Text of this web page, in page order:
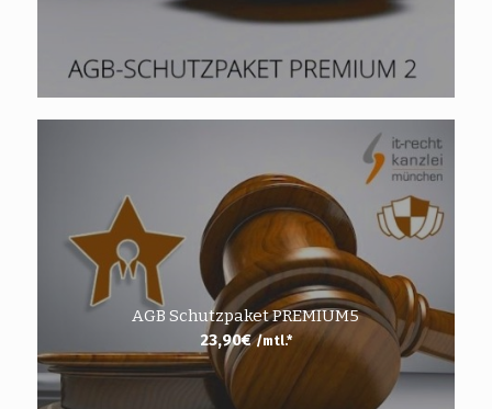
AGB Schutzpaket PREMIUM5
23,90€ /mtl.*